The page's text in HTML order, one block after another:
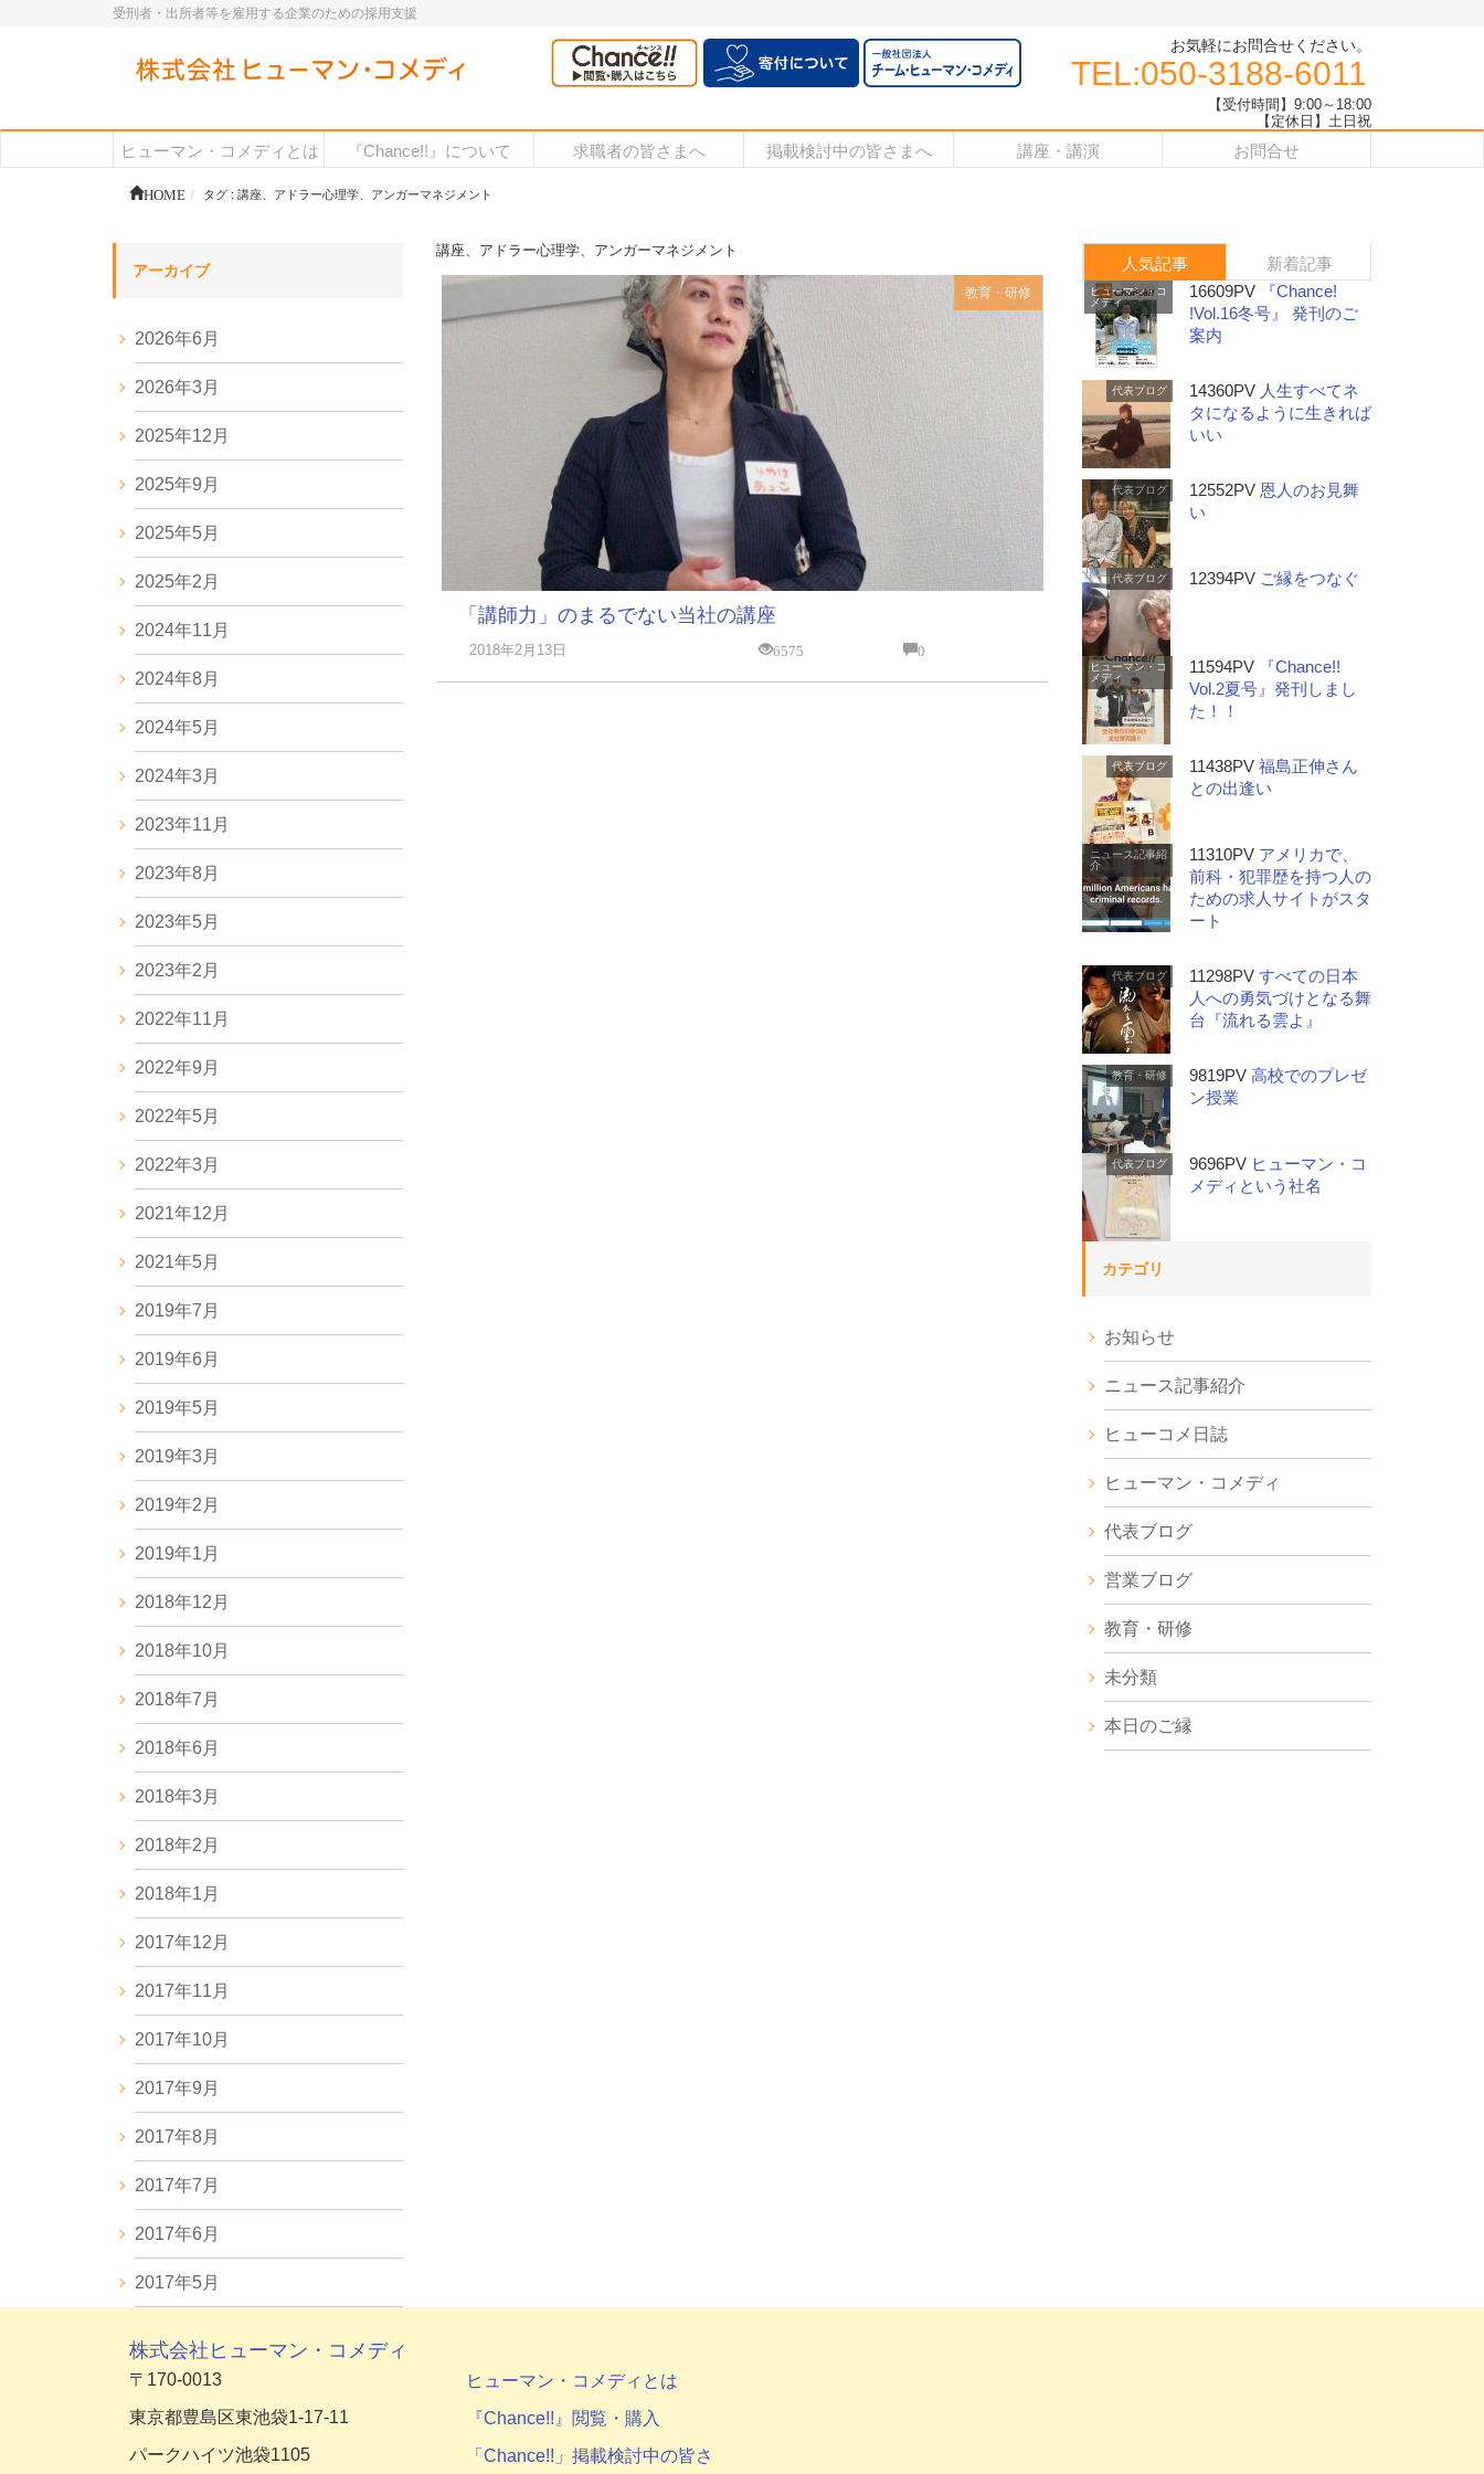
受刑者・出所者等を雇用する企業のための採用支援
お気軽にお問合せください。
TEL:050-3188-6011
【受付時間】9:00～18:00
【定休日】土日祝
ヒューマン・コメディとは 『Chance!!』について 求職者の皆さまへ 掲載検討中の皆さまへ 講座・講演 お問合せ
HOME タグ : 講座、アドラー心理学、アンガーマネジメント
講座、アドラー心理学、アンガーマネジメント
教育・研修
「講師力」のまるでない当社の講座
2018年2月13日 6575 0
アーカイブ
2026年6月
2026年3月
2025年12月
2025年9月
2025年5月
2025年2月
2024年11月
2024年8月
2024年5月
2024年3月
2023年11月
2023年8月
2023年5月
2023年2月
2022年11月
2022年9月
2022年5月
2022年3月
2021年12月
2021年5月
2019年7月
2019年6月
2019年5月
2019年3月
2019年2月
2019年1月
2018年12月
2018年10月
2018年7月
2018年6月
2018年3月
2018年2月
2018年1月
2017年12月
2017年11月
2017年10月
2017年9月
2017年8月
2017年7月
2017年6月
2017年5月
人気記事 新着記事
ヒューマン・コ
メディ
16609PV
『Chance!
!Vol.16冬号』 発刊のご
案内
代表ブログ 14360PV 人生すべてネ
タになるように生きれば
いい
代表ブログ 12552PV 恩人のお見舞
い
代表ブログ 12394PV ご縁をつなぐ
ヒューマン・コ
メディ
11594PV
『Chance!!
Vol.2夏号』発刊しまし
た！！
代表ブログ 11438PV 福島正伸さん
との出逢い
ニュース記事紹
介
11310PV アメリカで、
前科・犯罪歴を持つ人の
ための求人サイトがスタ
ート
代表ブログ 11298PV すべての日本
人への勇気づけとなる舞
台『流れる雲よ』
教育・研修 9819PV 高校でのプレゼ
ン授業
代表ブログ 9696PV ヒューマン・コ
メディという社名
カテゴリ
お知らせ
ニュース記事紹介
ヒューコメ日誌
ヒューマン・コメディ
代表ブログ
営業ブログ
教育・研修
未分類
本日のご縁
株式会社ヒューマン・コメディ
〒170-0013
東京都豊島区東池袋1-17-11
パークハイツ池袋1105
ヒューマン・コメディとは
『Chance!!』閲覧・購入
「Chance!!」掲載検討中の皆さ